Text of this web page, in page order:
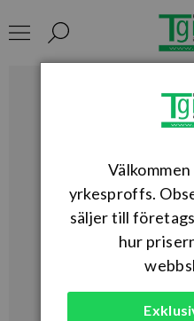
yrkesproffs.
säljer till
hur